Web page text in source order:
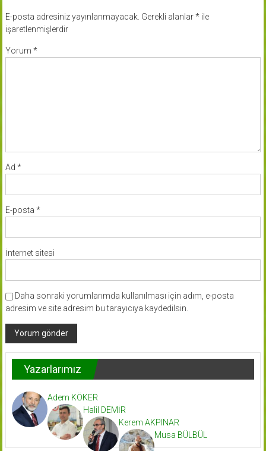
E-posta adresiniz yayınlanmayacak. Gerekli alanlar*ile
işaretlenmişlerdir
Yorum *
Ad *
E-posta *
İnternet sitesi
Daha sonraki yorumlarımda kullanılması için adım, e-posta
adresim ve site adresim bu tarayıcıya kaydedilsin.
Yazarlarımız
Adem KÖKER
Halil DEMİR
Kerem AKPINAR
Musa BÜLBÜL